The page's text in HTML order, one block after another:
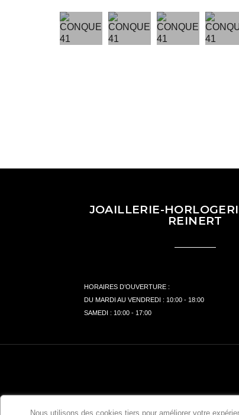
JOAILLERIE-
REINERT
HORAIRES D’OUVERTURE :
DU MARDI AU VENDREDI : 10:00 - 18:00
SAMEDI : 10:00 - 17:00
Nous utilisons des cookies tiers pour améliorer votre